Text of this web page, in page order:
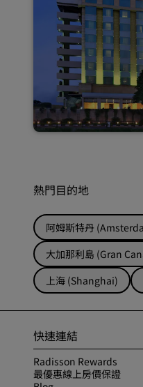
熱門目的地
阿姆斯特丹
大加那利島 (Gran
上海 (Shanghai)
快速連結
Radisson Rewards
最優惠線上房價保證